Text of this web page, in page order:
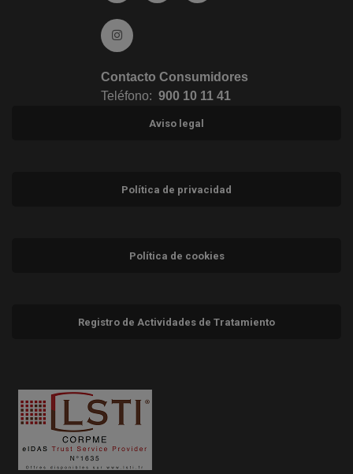
Ir a Instagram (abre en ventana nueva)
Contacto Consumidores
Teléfono: 900 10 11 41
Aviso legal
Política de privacidad
Política de cookies
Registro de Actividades de Tratamiento